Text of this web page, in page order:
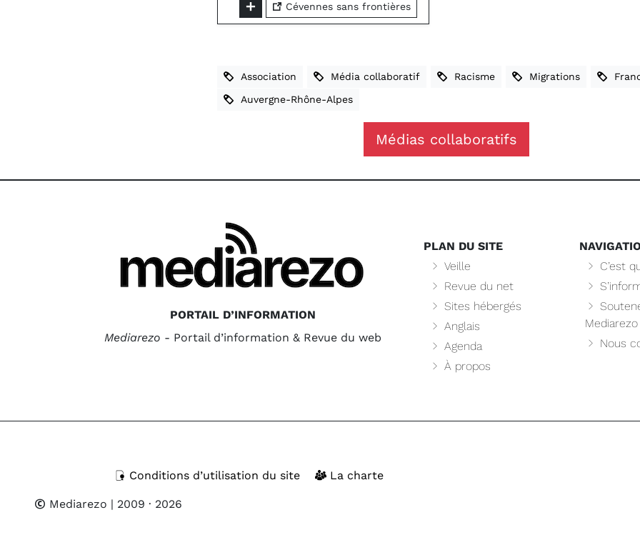
Cévennes sans frontières
Association Média collaboratif Racisme Migrations
Auvergne-Rhône-Alpes
Médias collaboratifs
PORTAIL D’INFORMATION
Mediarezo - Portail d’information & Revue du web
PLAN DU SITE
Veille
Revue du net
Sites hébergés
Anglais
Agenda
À propos
C’est
Mediarezo
Nous
Conditions d’utilisation du site La charte
Mediarezo | 2009 · 2026